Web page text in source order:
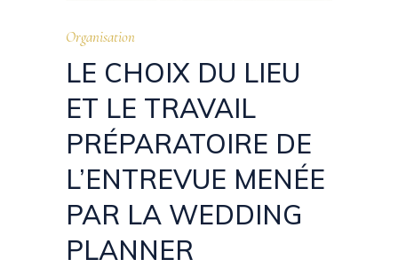
Organisation
LE CHOIX DU LIEU
ET LE TRAVAIL
PRÉPARATOIRE DE
L’ENTREVUE MENÉE
PAR LA WEDDING
PLANNER